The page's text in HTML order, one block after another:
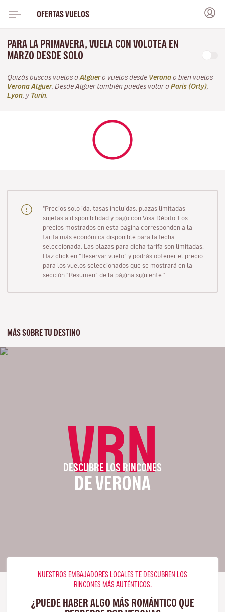
OFERTAS VUELOS
PARA LA PRIMAVERA, VUELA CON VOLOTEA EN
MARZO DESDE SOLO
Quizás buscas vuelos a Alguero vuelos desde Verona o bien vuelos
Verona Alguer. Desde Alguer también puedes volar a París (Orly)
Lyon , y Turín
"Precios solo ida, tasas incluidas, plazas limitadas
sujetas a disponibilidad y pago con Visa Débito. Los
precios mostrados en esta página corresponden a la
tarifa más económica disponible para la fecha
seleccionada. Las plazas para dicha tarifa son limitadas.
Haz click en “Reservar vuelo” y podrás obtener el precio
para los vuelos seleccionados que se mostrará en la
sección “Resumen” de la página siguiente."
MÁS SOBRE TU DESTINO
VRN
DESCUBRE LOS RINCONES
DE VERONA
NUESTROS EMBAJADORES LOCALES TE DESCUBREN LOS
RINCONES MÁS AUTÉNTICOS.
¿PUEDE HABER ALGO MÁS ROMÁNTICO QUE